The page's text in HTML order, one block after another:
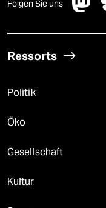
Folgen Sie uns
Ressorts
Politik
Öko
Gesellschaft
Kultur